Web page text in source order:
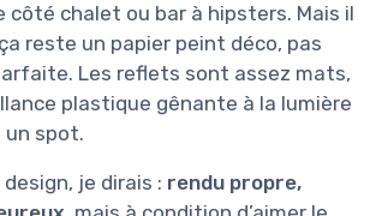
côté chalet ou bar à hipsters. Mais il
reste un papier peint déco, pas
Les reflets sont assez mats,
plastique gênante à la lumière
un spot.
je dirais : rendu propre,